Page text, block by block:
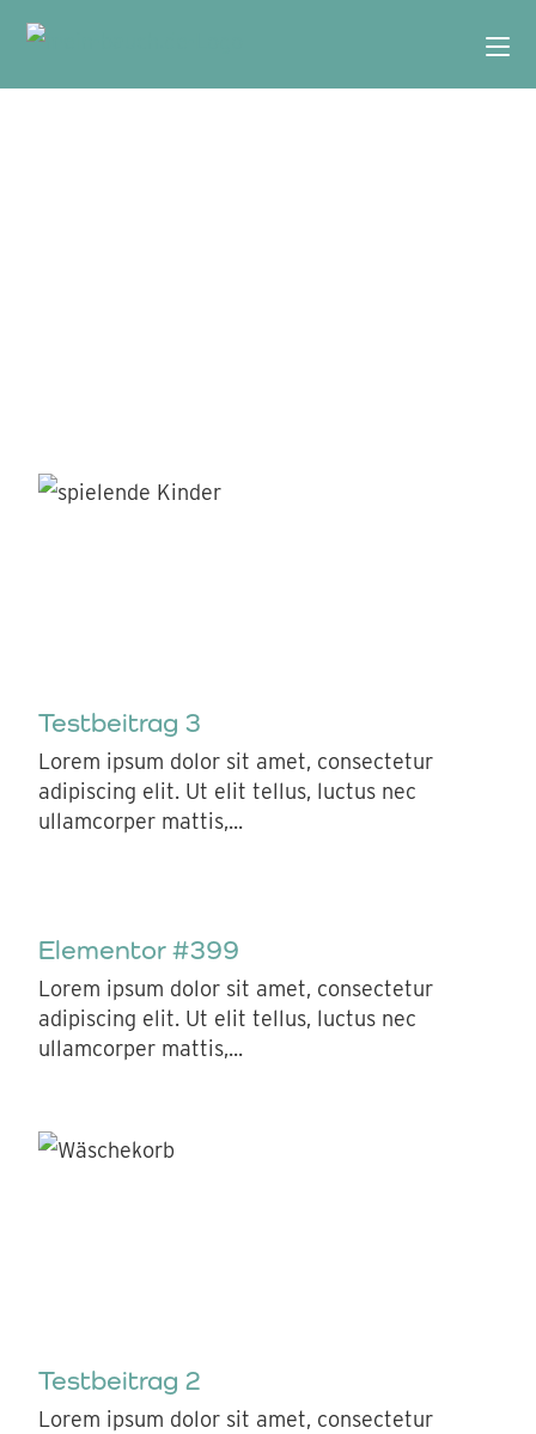
Testbeitrag 3
Lorem ipsum dolor sit amet, consectetur
adipiscing elit. Ut elit tellus, luctus nec
ullamcorper mattis,...
Elementor #399
Lorem ipsum dolor sit amet, consectetur
adipiscing elit. Ut elit tellus, luctus nec
ullamcorper mattis,...
Testbeitrag 2
Lorem ipsum dolor sit amet, consectetur